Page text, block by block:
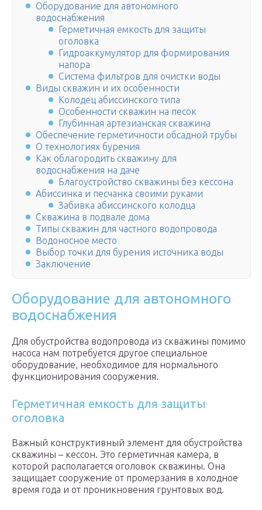
Оборудование для автономного
водоснабжения
Герметичная емкость для защиты
оголовка
Гидроаккумулятор для формирования
напора
Система фильтров для очистки воды
Виды скважин и их особенности
Колодец абиссинского типа
Особенности скважин на песок
Глубинная артезианская скважина
Обеспечение герметичности обсадной трубы
О технологиях бурения
Как облагородить скважину для
водоснабжения на даче
Благоустройство скважины без кессона
Абиссинка и песчанка своими руками
Забивка абиссинского колодца
Скважина в подвале дома
Типы скважин для частного водопровода
Водоносное место
Выбор точки для бурения источника воды
Заключение
Оборудование для автономного
водоснабжения
Для обустройства водопровода из скважины помимо
насоса нам потребуется другое специальное
оборудование, необходимое для нормального
функционирования сооружения.
Герметичная емкость для защиты
оголовка
Важный конструктивный элемент для обустройства
скважины – кессон. Это герметичная камера, в
которой располагается оголовок скважины. Она
защищает сооружение от промерзания в холодное
время года и от проникновения грунтовых вод.